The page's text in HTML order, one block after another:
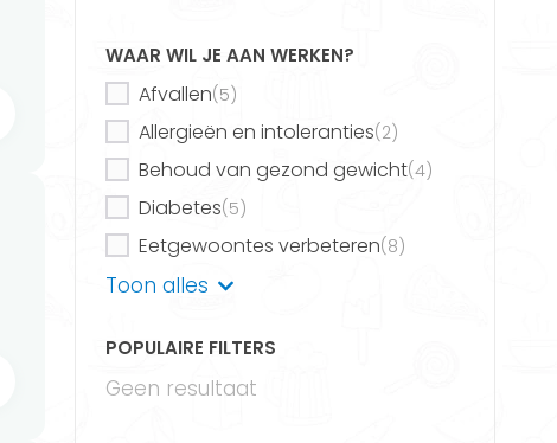
Meer informatie
WAAR WIL JE AAN WERKEN?
Afvallen(5)
Allergieën en intoleranties(2)
Behoud van gezond gewicht(4)
Diabetes(5)
Eetgewoontes verbeteren(8)
Eetstoornissen
Energieniveau verhogen
Gezond eetpatroon
Toon alles
POPULAIRE FILTERS
Geen resultaat